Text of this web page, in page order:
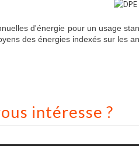
d'énergie pour un usage
des énergies indexés sur les
intéresse ?